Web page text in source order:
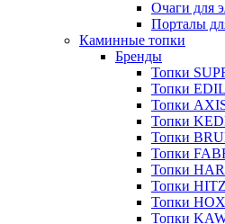
Очаги для
Порталы
Каминные топки
Бренды
Топки
Топки
Топки
Топки
Топки
Топки
Топки
Топки
Топки
Топки